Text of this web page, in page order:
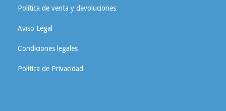
Política de venta y devoluciones
Aviso Legal
Condiciones legales
Política de Privacidad